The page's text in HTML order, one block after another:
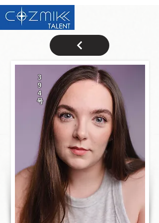
3
9
4
号